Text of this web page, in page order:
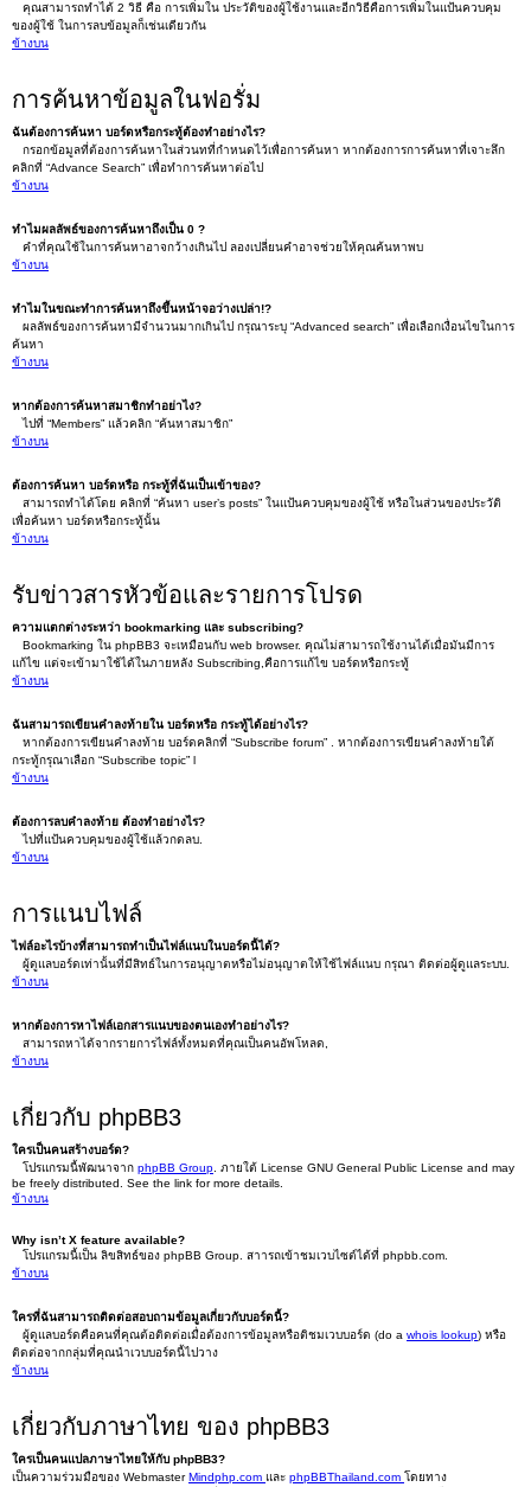
คุณสามารถทำได้ 2 วิธี คือ การเพิ่มใน ประวัติของผู้ใช้งานและอีกวิธีคือการเพิ่มในแป้นควบคุม
ของผู้ใช้ ในการลบข้อมูลก็เช่นเดียวกัน
ข้างบน
การค้นหาข้อมูลในฟอรั่ม
ฉันต้องการค้นหา บอร์ดหรือกระทู้ต้องทำอย่างไร?
กรอกข้อมูลที่ต้องการค้นหาในส่วนทที่กำหนดไว้เพื่อการค้นหา หากต้องการการค้นหาที่เจาะลึก
คลิกที่ “Advance Search” เพื่อทำการค้นหาต่อไป
ข้างบน
ทำไมผลลัพธ์ของการค้นหาถึงเป็น 0 ?
คำที่คุณใช้ในการค้นหาอาจกว้างเกินไป ลองเปลี่ยนคำอาจช่วยให้คุณค้นหาพบ
ข้างบน
ทำไมในขณะทำการค้นหาถึงขึ้นหน้าจอว่างเปล่า!?
ผลลัพธ์ของการค้นหามีจำนวนมากเกินไป กรุณาระบุ “Advanced search” เพื่อเลือกเงื่อนไขในการ
ค้นหา
ข้างบน
หากต้องการค้นหาสมาชิกทำอย่าไง?
ไปที่ “Members” แล้วคลิก “ค้นหาสมาชิก”
ข้างบน
ต้องการค้นหา บอร์ดหรือ กระทู้ที่ฉันเป็นเข้าของ?
สามารถทำได้โดย คลิกที่ “ค้นหา user’s posts” ในแป้นควบคุมของผู้ใช้ หรือในส่วนของประวัติ
เพื่อค้นหา บอร์ดหรือกระทู้นั้น
ข้างบน
รับข่าวสารหัวข้อและรายการโปรด
ความแตกต่างระหว่า bookmarking และ subscribing?
Bookmarking ใน phpBB3 จะเหมือนกับ web browser. คุณไม่สามารถใช้งานได้เมื่อมันมีการ
แก้ไข แต่จะเข้ามาใช้ได้ในภายหลัง Subscribing,คือการแก้ไข บอร์ดหรือกระทู้
ข้างบน
ฉันสามารถเขียนคำลงท้ายใน บอร์ดหรือ กระทู้ได้อย่างไร?
หากต้องการเขียนคำลงท้าย บอร์ดคลิกที่ “Subscribe forum” . หากต้องการเขียนคำลงท้ายใต้
กระทู้กรุณาเลือก “Subscribe topic” l
ข้างบน
ต้องการลบคำลงท้าย ต้องทำอย่างไร?
ไปที่แป้นควบคุมของผู้ใช้แล้วกดลบ.
ข้างบน
การแนบไฟล์
ไฟล์อะไรบ้างที่สามารถทำเป็นไฟล์แนบในบอร์ดนี้ได้?
ผู้ดูแลบอร์ดเท่านั้นที่มีสิทธ์ในการอนุญาตหรือไม่อนุญาตให้ใช้ไฟล์แนบ กรุณา ติดต่อผู้ดูแลระบบ.
ข้างบน
หากต้องการหาไฟล์เอกสารแนบของตนเองทำอย่างไร?
สามารถหาได้จากรายการไฟล์ทั้งหมดที่คุณเป็นคนอัพโหลด,
ข้างบน
เกี่ยวกับ phpBB3
ใครเป็นคนสร้างบอร์ด?
โปรแกรมนี้พัฒนาจาก phpBB Group . ภายใต้ License GNU General Public License and may
be freely distributed. See the link for more details.
ข้างบน
Why isn’t X feature available?
โปรแกรมนี้เป็น ลิขสิทธ์ของ phpBB Group. สาารถเข้าชมเวบไซต์ได้ที่ phpbb.com.
ข้างบน
ใครที่ฉันสามารถติดต่อสอบถามข้อมูลเกี่ยวกับบอร์ดนี้?
ผู้ดูแลบอร์ดคือคนที่คุณต้อติดต่อเมื่อต้องการข้อมูลหรือติชมเวบบอร์ด (do a whois lookup) หรือ
ติดต่อจากกลุ่มที่คุณนำเวบบอร์ดนี้ไปวาง
ข้างบน
เกี่ยวกับภาษาไทย ของ phpBB3
ใครเป็นคนแปลภาษาไทยให้กับ phpBB3?
เป็นความร่วมมือของ WebmasterMindphp.com และ phpBBThailand.com โดยทาง